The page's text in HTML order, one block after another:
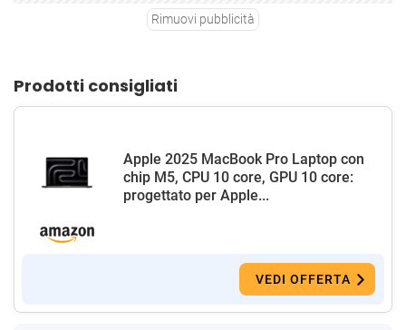
Rimuovi pubblicità
Prodotti consigliati
Apple 2025 MacBook Pro Laptop con
chip M5, CPU 10 core, GPU 10 core:
progettato per Apple...
VEDI OFFERTA